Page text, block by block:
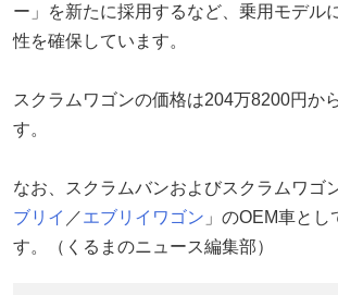
ー」を新たに採用するなど、乗用モデル
性を確保しています。
スクラムワゴンの価格は204万8200円か
す。
なお、スクラムバンおよびスクラムワゴ
ブリイ ／エブリイワゴン 」のOEM車とし
す。（くるまのニュース編集部）